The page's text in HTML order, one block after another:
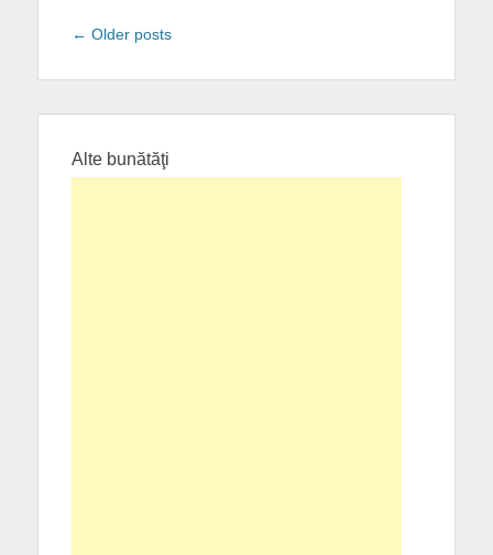
Post
← Older posts
Alte bunătăţi